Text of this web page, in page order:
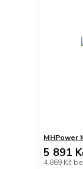
MHPower
5 891
4 869 Kč